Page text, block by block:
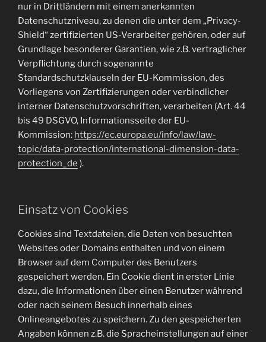
nur in Drittländern mit einem anerkannten
Datenschutzniveau, zu denen die unter dem „Privacy-
Shield“ zertifizierten US-Verarbeiter gehören, oder auf
Grundlage besonderer Garantien, wie z.B. vertraglicher
Verpflichtung durch sogenannte
Standardschutzklauseln der EU-Kommission, des
Vorliegens von Zertifizierungen oder verbindlicher
interner Datenschutzvorschriften, verarbeiten (Art. 44
bis 49 DSGVO, Informationsseite der EU-
Kommission: https://ec.europa.eu/info/law/law-
topic/data-protection/international-dimension-data-
protection_de ).
Einsatz von Cookies
Cookies sind Textdateien, die Daten von besuchten
Websites oder Domains enthalten und von einem
Browser auf dem Computer des Benutzers
gespeichert werden. Ein Cookie dient in erster Linie
dazu, die Informationen über einen Benutzer während
oder nach seinem Besuch innerhalb eines
Onlineangebotes zu speichern. Zu den gespeicherten
Angaben können z.B. die Spracheinstellungen auf einer